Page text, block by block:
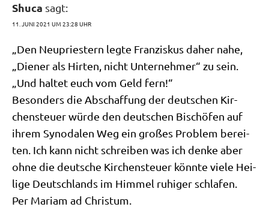
Shuca sagt:
11. JUNI 2021 UM 23:28 UHR
„Den Neu­prie­stern leg­te Fran­zis­kus daher nahe,
„Die­ner als Hir­ten, nicht Unter­neh­mer“ zu sein.
„Und hal­tet euch vom Geld fern!“
Beson­ders die Abschaf­fung der deut­schen Kir­
chen­steu­er wür­de den deut­schen Bischö­fen auf
ihrem Syn­oda­len Weg ein gro­ßes Pro­blem berei­
ten. Ich kann nicht schrei­ben was ich den­ke aber
ohne die deut­sche Kir­chen­steu­er könn­te vie­le Hei­
li­ge Deutsch­lands im Him­mel ruhi­ger schlafen.
Per Mari­am ad Christum.